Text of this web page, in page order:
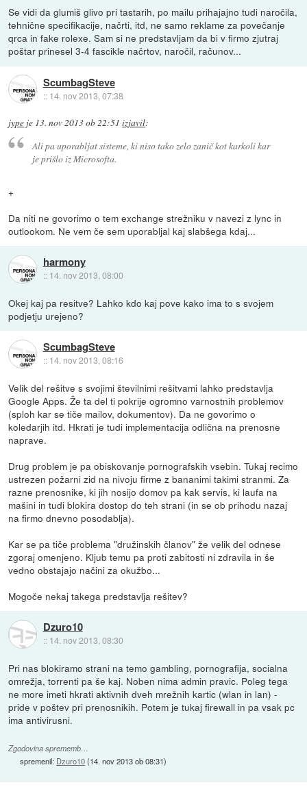
Se vidi da glumiš glivo pri tastarih, po mailu prihajajno tudi naročila,
tehnične specifikacije, načrti, itd, ne samo reklame za povečanje
qrca in fake rolexe. Sam si ne predstavljam da bi v firmo zjutraj
poštar prinesel 3-4 fascikle načrtov, naročil, računov...
ScumbagSteve
:: 14. nov 2013, 07:38
jype je 13. nov 2013 ob 22:51 izjavil:
Ali pa uporabljat sisteme, ki niso tako zelo zanič kot karkoli kar
je prišlo iz Microsofta.
+
Da niti ne govorimo o tem exchange strežniku v navezi z lync in
outlookom. Ne vem če sem uporabljal kaj slabšega kdaj...
harmony
:: 14. nov 2013, 08:00
Okej kaj pa resitve? Lahko kdo kaj pove kako ima to s svojem
podjetju urejeno?
ScumbagSteve
:: 14. nov 2013, 08:16
Velik del rešitve s svojimi številnimi rešitvami lahko predstavlja
Google Apps. Že ta del ti pokrije ogromno varnostnih problemov
(sploh kar se tiče mailov, dokumentov). Da ne govorimo o
koledarjih itd. Hkrati je tudi implementacija odlična na prenosne
naprave.
Drug problem je pa obiskovanje pornografskih vsebin. Tukaj recimo
ustrezen požarni zid na nivoju firme z bananimi takimi stranmi. Za
razne prenosnike, ki jih nosijo domov pa kak servis, ki laufa na
mašini in tudi blokira dostop do teh strani (in se ob prihodu nazaj
na firmo dnevno posodablja).
Kar se pa tiče problema "družinskih članov" že velik del odnese
zgoraj omenjeno. Kljub temu pa proti zabitosti ni zdravila in še
vedno obstajajo načini za okužbo...
Mogoče nekaj takega predstavlja rešitev?
Dzuro10
:: 14. nov 2013, 08:30
Pri nas blokiramo strani na temo gambling, pornografija, socialna
omrežja, torrenti pa še kaj. Noben nima admin pravic. Poleg tega
ne more imeti hkrati aktivnih dveh mrežnih kartic (wlan in lan) -
pride v poštev pri prenosnikih. Potem je tukaj firewall in pa vsak pc
ima antivirusni.
Zgodovina sprememb…
spremenil: Dzuro10(14. nov 2013 ob 08:31)